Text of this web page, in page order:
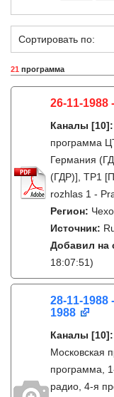
Сортировать по:
21 программа
26-11-1988
Каналы [10]:
программа
Германия
(ГДР)], TP1
rozhlas 1 -
Регион:
Источник:
Добавил на
18:07:51)
28-11-1988
1988
Каналы [10]:
Московская
программа,
радио, 4-я